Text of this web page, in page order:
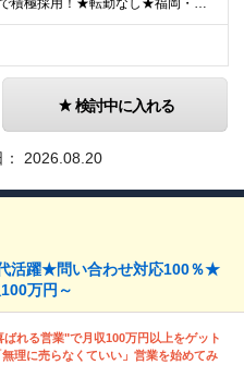
★九州・広島で積極採用！★転勤なし★福岡・広島・大分・宮崎・東京募集★マイカー通勤OK ■以下の勤務地より、ご希望に応じて配属いたします。 人数に応じて支店を増やしていくため、記載の勤務地以外でもお
検討中に入れる
2026.08.20
活躍★問い合わせ対応100％★
万円～
れる営業"で月収100万円以上をゲット
理に売らなくていい」営業を始めてみ